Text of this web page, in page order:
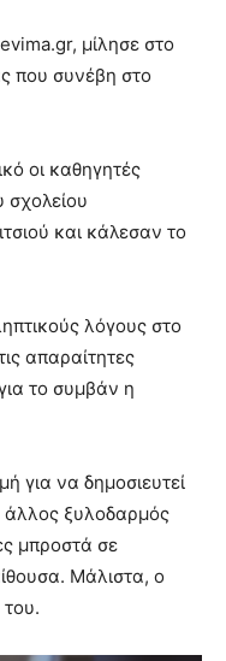
μίλησε στο
που συνέβη στο
οι καθηγητές
και κάλεσαν το
λόγους στο
απαραίτητες
το συμβάν η
για να δημοσιευτεί
άλλος ξυλοδαρμός
μπροστά σε
Μάλιστα, ο